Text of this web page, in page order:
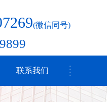
(微信同号)
联系我们